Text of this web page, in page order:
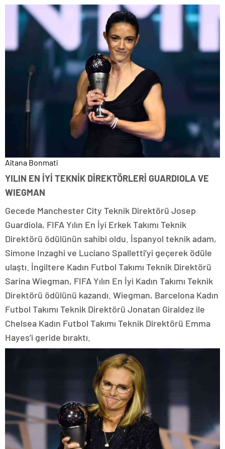
Aitana Bonmati
YILIN EN İYİ TEKNİK DİREKTÖRLERİ GUARDIOLA VE
WIEGMAN
Gecede Manchester City Teknik Direktörü Josep
Guardiola, FIFA Yılın En İyi Erkek Takımı Teknik
Direktörü ödülünün sahibi oldu. İspanyol teknik adam,
Simone Inzaghi ve Luciano Spalletti’yi geçerek ödüle
ulaştı. İngiltere Kadın Futbol Takımı Teknik Direktörü
Sarina Wiegman, FIFA Yılın En İyi Kadın Takımı Teknik
Direktörü ödülünü kazandı. Wiegman, Barcelona Kadın
Futbol Takımı Teknik Direktörü Jonatan Giraldez ile
Chelsea Kadın Futbol Takımı Teknik Direktörü Emma
Hayes’i geride bıraktı.